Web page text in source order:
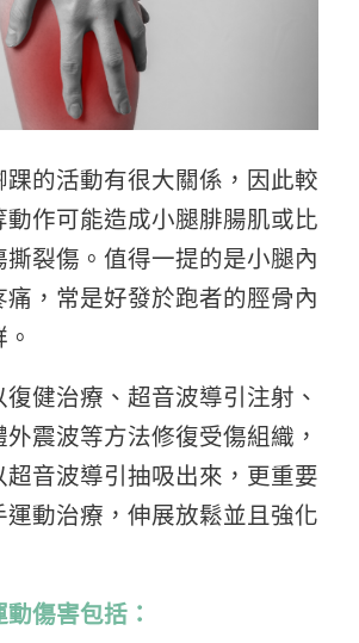
踝的活動有很大關係，因此較
動作可能造成小腿腓腸肌或比
撕裂傷。值得一提的是小腿內
，常是好發於跑者的脛骨內
健治療、超音波導引注射、
震波等方法修復受傷組織，
超音波導引抽吸出來，更重要
運動治療，伸展放鬆並且強化
傷害包括：